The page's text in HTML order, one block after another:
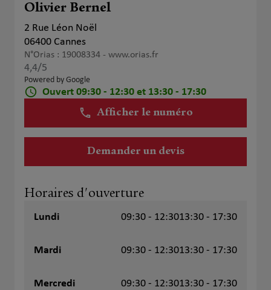
Olivier Bernel
2 Rue Léon Noël
06400 Cannes
N°Orias : 19008334 - www.orias.fr
4,4/5
Powered by Google
Ouvert 09:30 - 12:30 et 13:30 - 17:30
Afficher le numéro
Demander un devis
Horaires d'ouverture
Lundi 09:30 - 12:3013:30 - 17:30
Mardi 09:30 - 12:3013:30 - 17:30
Mercredi 09:30 - 12:3013:30 - 17:30